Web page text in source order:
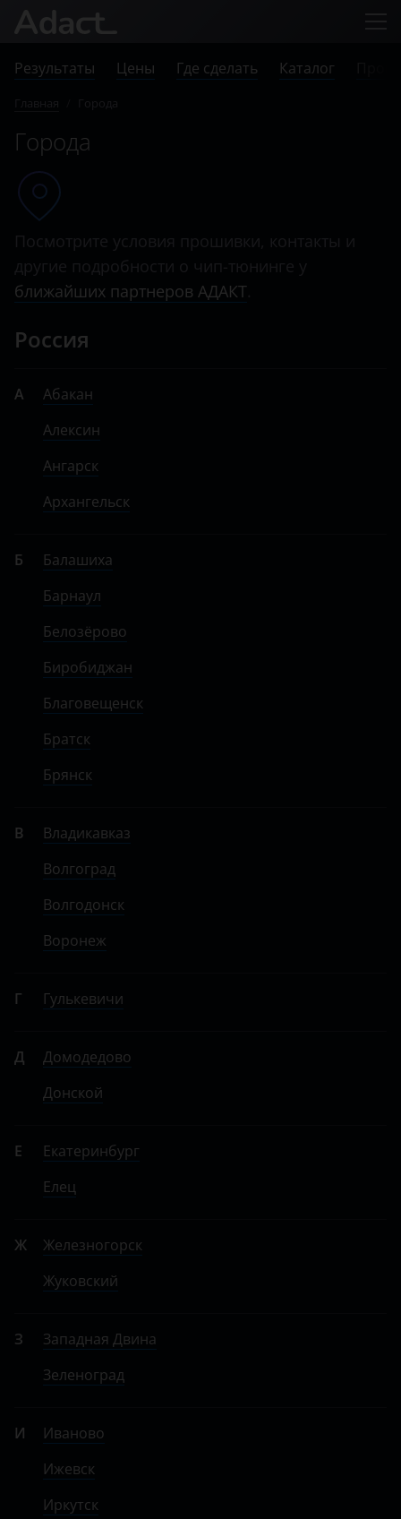
Результаты Цены Где сделать Каталог
Города
ближайших партнеров АДАКТ
Россия
А
Абакан
Алексин
Ангарск
Архангельск
Б
Балашиха
Барнаул
Белозёрово
Биробиджан
Благовещенск
Братск
Брянск
В
Владикавказ
Волгоград
Волгодонск
Воронеж
Г Гулькевичи
Д
Домодедово
Донской
Е
Екатеринбург
Елец
Ж
Железногорск
Жуковский
З
Западная Двина
Зеленоград
И
Иваново
Ижевск
Иркутск